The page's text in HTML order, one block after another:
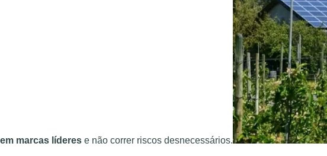
em marcas líderes e não correr riscos desnecessários.